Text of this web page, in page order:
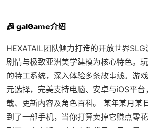
📠 galGame介绍
HEXATAIL团队倾力打造的开放世界
剧情与极致亚洲美学建模为核心特色。
的特工系统，深入体验多条故事线。游
元选择，完美支持电脑、安卓与iOS平
载、更新内容及角色百科。 某年某月某
到了一部手机，当你打算卖掉它赚点零